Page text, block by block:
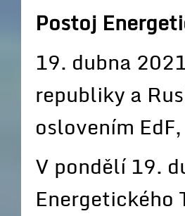
Postoj
19. dubna
republiky a
oslovením
V pondělí 19.